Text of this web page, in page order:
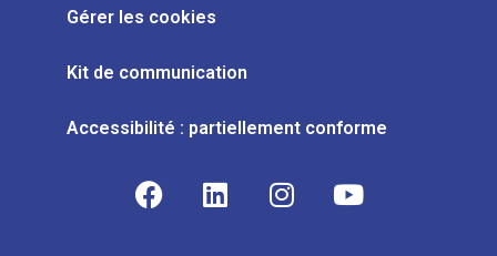
Gérer les cookies
Kit de communication
Accessibilité : partiellement conforme